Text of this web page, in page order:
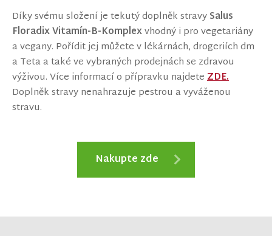
Díky svému složení je tekutý doplněk stravySalus
Floradix Vitamín-B-Komplexvhodný i pro vegetariány
a vegany. Pořídit jej můžete v lékárnách, drogeriích dm
a Teta a také ve vybraných prodejnách se zdravou
výživou. Více informací o přípravku najdeteZDE.
Doplněk stravy nenahrazuje pestrou a vyváženou
stravu.
Nakupte zde